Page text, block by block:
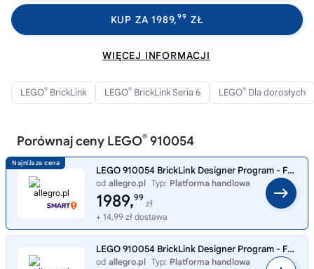
KUP ZA 1989,99 ZŁ
WIĘCEJ INFORMACJI
LEGO® BrickLink LEGO® BrickLink Seria 6 LEGO® Dla dorosłych
Porównaj ceny LEGO® 910054
LEGO 910054 BrickLink Designer Program - Fabryka Sztuki
od allegro.pl Typ: Platforma handlowa
1989,99
zł
+ 14,99 zł dostawa
LEGO 910054 BrickLink Designer Program - Fabryka Sztuki
od allegro.pl Typ: Platforma handlowa